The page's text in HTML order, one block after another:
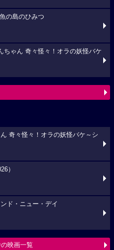
の島のひみつ
ゃん 奇々怪々！オラの妖怪バケ
奇々怪々！オラの妖怪バケ～シ
）
ド・ニュー・デイ
映画一覧